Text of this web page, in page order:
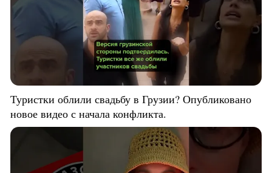
Туристки облили свадьбу в Грузии? Опубликовано
новое видео с начала конфликта.